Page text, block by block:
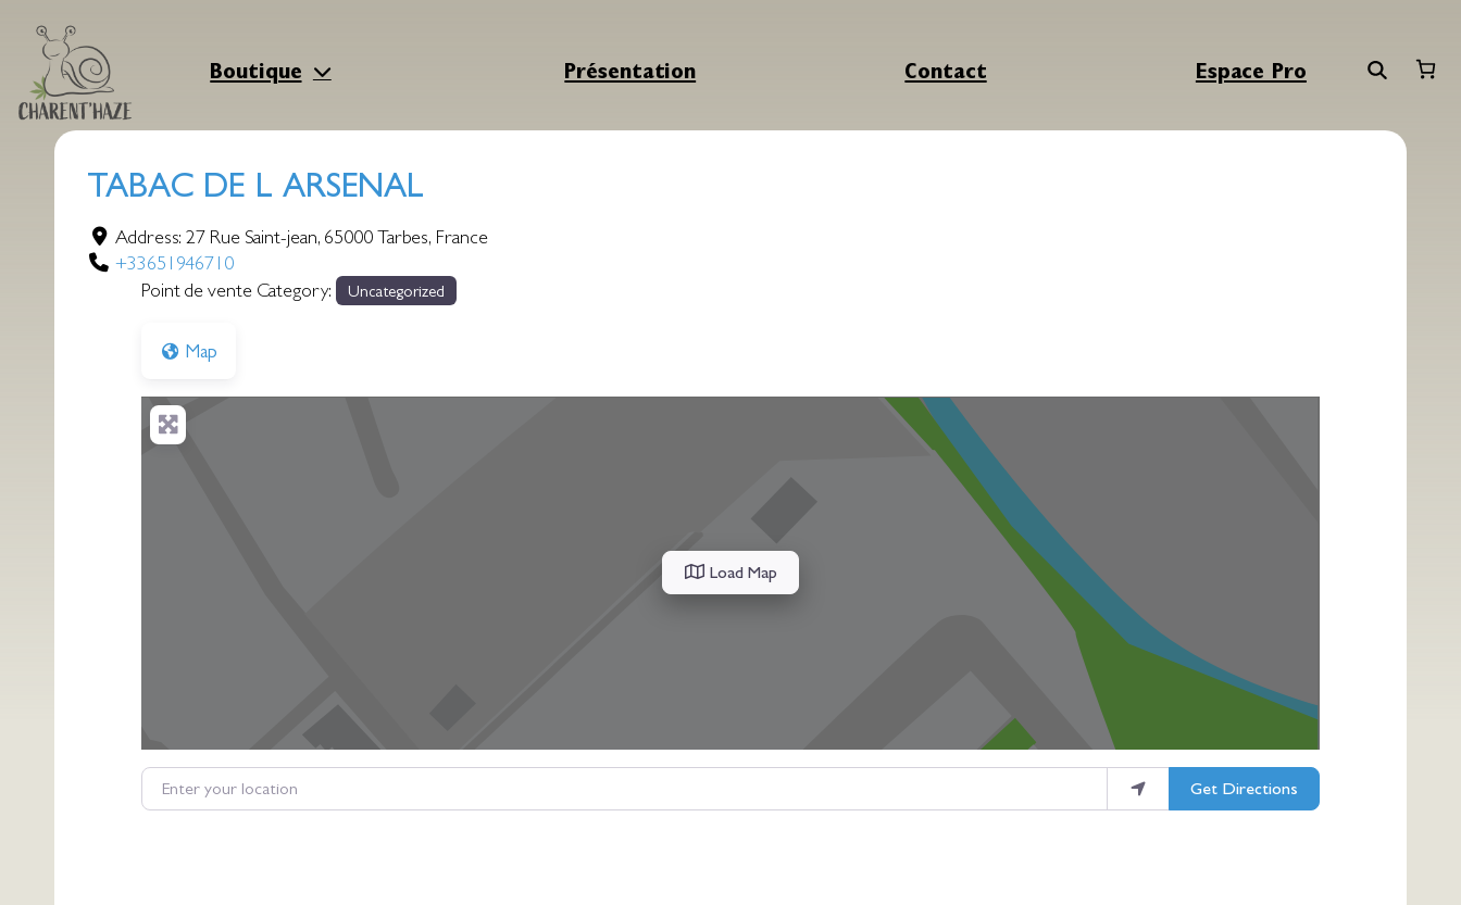
contenu
Boutique Présentation Contact Espace Pro
TABAC DE L ARSENAL
Address:27 Rue Saint-jean, 65000Tarbes, France
+33651946710
Point de vente Category:
Uncategorized
Map
Load Map
Enter your location
Get Directions